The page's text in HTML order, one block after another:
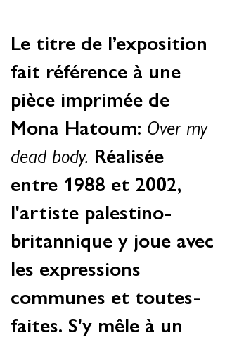
Le titre de l’exposition
fait référence à une
pièce imprimée de
Mona Hatoum: Over my
dead body. Réalisée
entre 1988 et 2002,
l'artiste palestino-
britannique y joue avec
les expressions
communes et toutes-
faites. S'y mêle à un